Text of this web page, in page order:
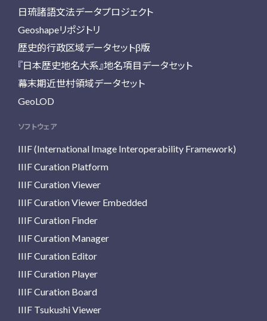
日琉諸語文法データプロジェクト
Geoshapeリポジトリ
歴史的行政区域データセットβ版
『日本歴史地名大系』地名項目データセット
幕末期近世村領域データセット
GeoLOD
ソフトウェア
IIIF (International Image Interoperability Framework)
IIIF Curation Platform
IIIF Curation Viewer
IIIF Curation Viewer Embedded
IIIF Curation Finder
IIIF Curation Manager
IIIF Curation Editor
IIIF Curation Player
IIIF Curation Board
IIIF Tsukushi Viewer